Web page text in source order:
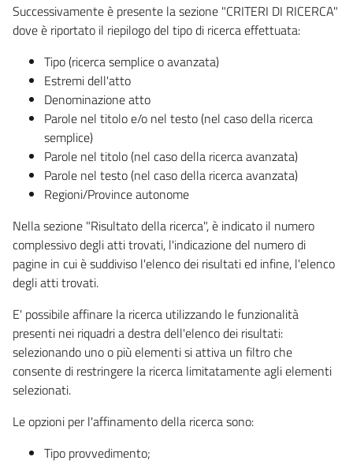
Successivamente è presente la sezione "CRITERI DI RICERCA"
dove è riportato il riepilogo del tipo di ricerca effettuata:
Tipo (ricerca semplice o avanzata)
Estremi dell'atto
Denominazione atto
Parole nel titolo e/o nel testo (nel caso della ricerca
semplice)
Parole nel titolo (nel caso della ricerca avanzata)
Parole nel testo (nel caso della ricerca avanzata)
Regioni/Province autonome
Nella sezione "Risultato della ricerca", è indicato il numero
complessivo degli atti trovati, l'indicazione del numero di
pagine in cui è suddiviso l'elenco dei risultati ed infine, l'elenco
degli atti trovati.
E' possibile affinare la ricerca utilizzando le funzionalità
presenti nei riquadri a destra dell'elenco dei risultati:
selezionando uno o più elementi si attiva un filtro che
consente di restringere la ricerca limitatamente agli elementi
selezionati.
Le opzioni per l'affinamento della ricerca sono:
Tipo provvedimento;